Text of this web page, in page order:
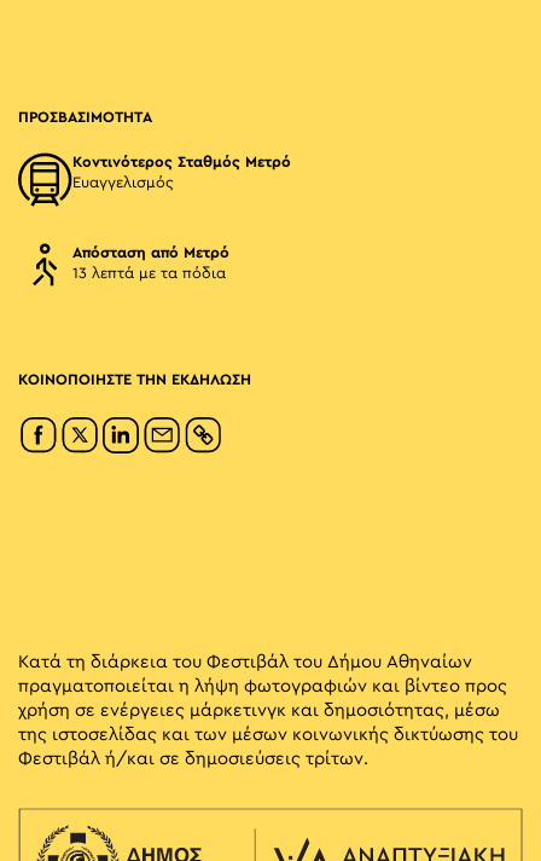
ΠΡΟΣΒΑΣΙΜΟΤΗΤΑ
Κοντινότερος Σταθμός Μετρό
Ευαγγελισμός
Απόσταση από Μετρό
13 λεπτά με τα πόδια
ΚΟΙΝΟΠΟΙΗΣΤΕ ΤΗΝ ΕΚΔΗΛΩΣΗ
Κατά τη διάρκεια του Φεστιβάλ του Δήμου Αθηναίων
πραγματοποιείται η λήψη φωτογραφιών και βίντεο προς
χρήση σε ενέργειες μάρκετινγκ και δημοσιότητας, μέσω
της ιστοσελίδας και των μέσων κοινωνικής δικτύωσης του
Φεστιβάλ ή/και σε δημοσιεύσεις τρίτων.